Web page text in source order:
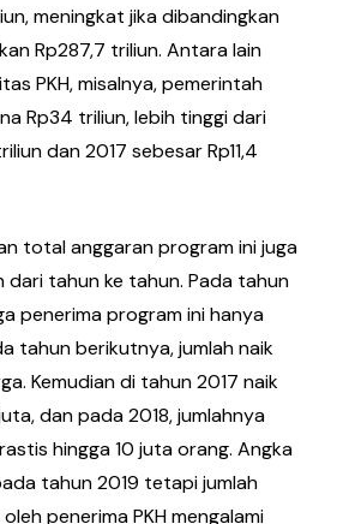
meningkat jika dibandingkan
Rp287,7 triliun. Antara lain
PKH, misalnya, pemerintah
Rp34 triliun, lebih tinggi dari
dan 2017 sebesar Rp11,4
total anggaran program ini juga
dari tahun ke tahun. Pada tahun
penerima program ini hanya
tahun berikutnya, jumlah naik
Kemudian di tahun 2017 naik
dan pada 2018, jumlahnya
hingga 10 juta orang. Angka
tahun 2019 tetapi jumlah
penerima PKH mengalami